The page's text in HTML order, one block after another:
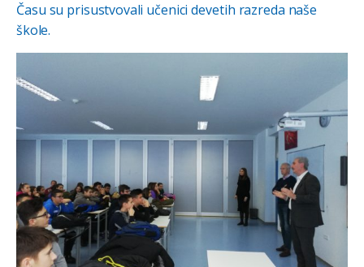
Času su prisustvovali učenici devetih razreda naše
škole.